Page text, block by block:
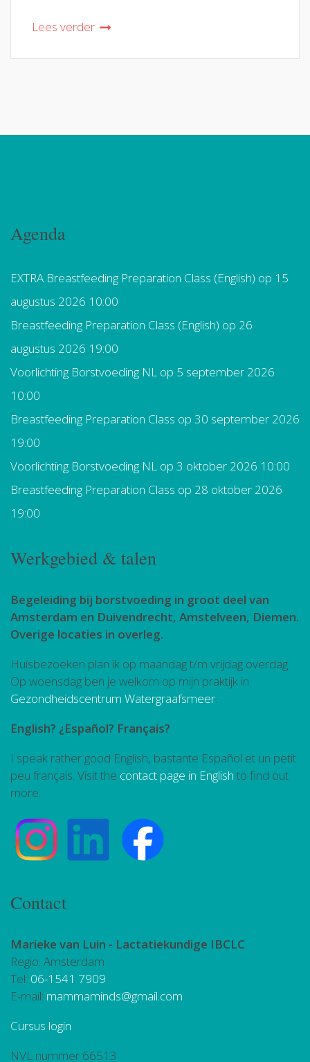
Lees verder
Agenda
EXTRA Breastfeeding Preparation Class (English) op 15
augustus 2026 10:00
Breastfeeding Preparation Class (English) op 26
augustus 2026 19:00
Voorlichting Borstvoeding NL op 5 september 2026
10:00
Breastfeeding Preparation Class op 30 september 2026
19:00
Voorlichting Borstvoeding NL op 3 oktober 2026 10:00
Breastfeeding Preparation Class op 28 oktober 2026
19:00
Werkgebied & talen
Begeleiding bij borstvoeding in groot deel van
Amsterdam en Duivendrecht, Amstelveen, Diemen.
Overige locaties in overleg.
Huisbezoeken plan ik op maandag t/m vrijdag overdag.
Op woensdag ben je welkom op mijn praktijk in
Gezondheidscentrum Watergraafsmeer
English? ¿Español? Français?
I speak rather good English, bastante Español et un petit
peu français. Visit the contact page in English to find out
more.
Contact
Marieke van Luin - Lactatiekundige IBCLC
Regio: Amsterdam
Tel: 06-1541 7909
E-mail: mammaminds@gmail.com
Cursus login
NVL nummer 66513